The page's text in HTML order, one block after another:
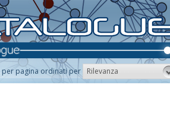
per pagina ordinati per Rilevanza